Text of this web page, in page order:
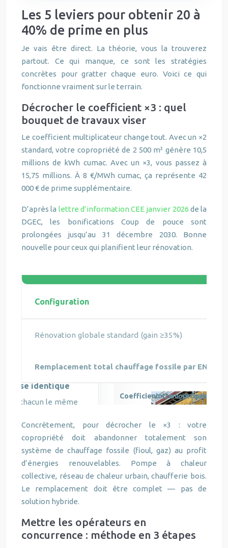
Les 5 leviers pour obtenir 20 à
40% de prime en plus
Je vais être direct. La théorie, vous la trouverez
partout. Ce qui manque, ce sont les stratégies
concrètes pour gratter chaque euro. Voici ce qui
fonctionne vraiment sur le terrain.
Décrocher le coefficient ×3 : quel
bouquet de travaux viser
Le coefficient multiplicateur change tout. Avec un ×2
standard, votre copropriété de 2 500 m² génère 10,5
millions de kWh cumac. Avec un ×3, vous passez à
15,75 millions. À 8 €/MWh cumac, ça représente 42
000 € de prime supplémentaire.
D’après la lettre d’information CEE janvier 2026 de la
DGEC, les bonifications Coup de pouce sont
prolongées jusqu’au 31 décembre 2030. Bonne
nouvelle pour ceux qui planifient leur rénovation.
Coefficient ×2 ou ×3 : quelle
Configuration
Rénovation globale standard (gain ≥35%)
Remplacement total chauffage fossile par ENR
Concrètement, pour décrocher le ×3 : votre
copropriété doit abandonner totalement son
système de chauffage fossile (fioul, gaz) au profit
d’énergies renouvelables. Pompe à chaleur
collective, réseau de chaleur urbain, chaufferie bois.
Le remplacement doit être complet — pas de
solution hybride.
Mettre les opérateurs en
concurrence : méthode en 3 étapes